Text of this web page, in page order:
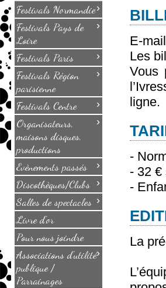
Festivals Normandie›
Festivals Pays de
Loire
›
Festivals Paris ›
Festivals Région
parisienne
›
Festivals Centre ›
Organisateurs,
maisons disques,
productions
›
Evènements passés ›
Discothèques/Clubs ›
Salles de spectacles ›
Livre d'or
Pour nous joindre
Associations d'utilité
publique /
Parrainages
›
E-
Les
Vous
ligne.
-
- 32 €
-
La